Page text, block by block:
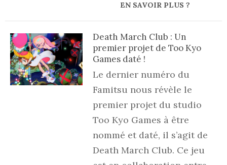
EN SAVOIR PLUS ?
Death March Club : Un
premier projet de Too Kyo
Games daté !
Le dernier numéro du
Famitsu nous révèle le
premier projet du studio
Too Kyo Games à être
nommé et daté, il s’agit de
Death March Club. Ce jeu